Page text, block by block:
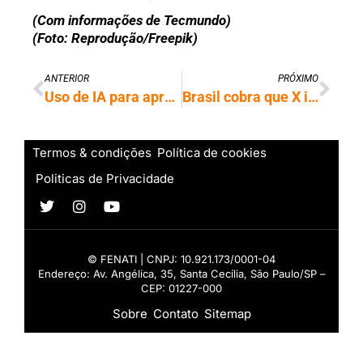
(Com informações de Tecmundo)
(Foto: Reprodução/Freepik)
ANTERIOR
Uso de IA para aprendizagem cresce acima da média global no Brasil
PRÓXIMO
Brasil cobra que X impeça Grok de criar imagens sexualizadas falsas
Termos & condições Política de cookies
Politicas de Privacidade
© FENATI | CNPJ: 10.921.173/0001-04
Endereço: Av. Angélica, 35, Santa Cecília, São Paulo/SP –
CEP: 01227-000
Sobre Contato Sitemap